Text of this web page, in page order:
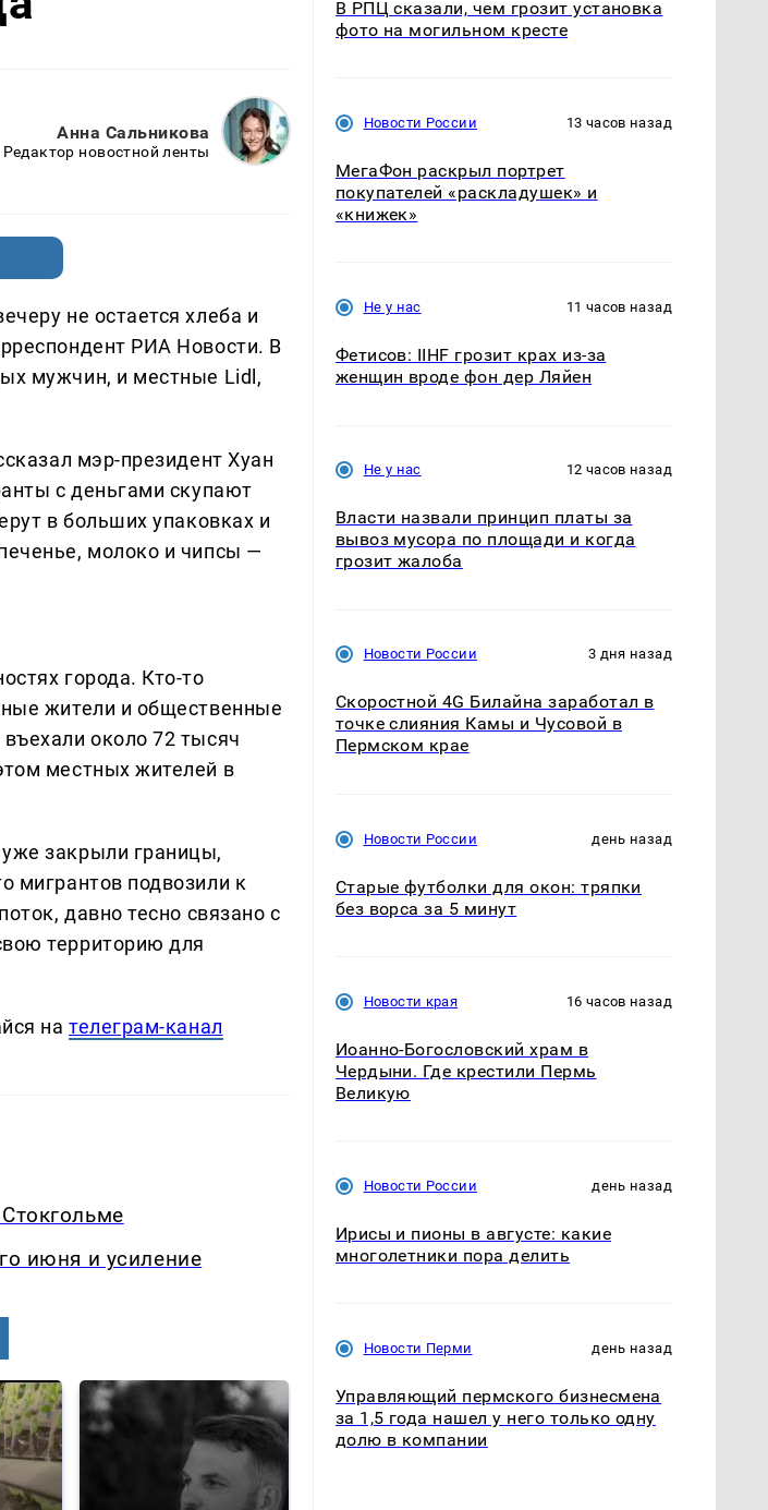
Анна Сальникова
Редактор новостной ленты
не остается хлеба и
РИА Новости. В
мужчин, и местные Lidl,
мэр-президент Хуан
с деньгами скупают
в больших упаковках и
молоко и чипсы —
города. Кто-то
жители и общественные
около 72 тысяч
местных жителей в
закрыли границы,
мигрантов подвозили к
давно тесно связано с
территорию для
нателеграм-канал
июня и усиление
В РПЦ сказали, чем грозит установка
фото на могильном кресте
Новости России 13 часов назад
МегаФон раскрыл портрет
покупателей «раскладушек» и
«книжек»
Не у нас 11 часов назад
Фетисов: IIHF грозит крах из-за
женщин вроде фон дер Ляйен
Не у нас 12 часов назад
Власти назвали принцип платы за
вывоз мусора по площади и когда
грозит жалоба
Новости России 3 дня назад
Скоростной 4G Билайна заработал в
точке слияния Камы и Чусовой в
Пермском крае
Новости России день назад
Старые футболки для окон: тряпки
без ворса за 5 минут
Новости края 16 часов назад
Иоанно-Богословский храм в
Чердыни. Где крестили Пермь
Великую
Новости России день назад
Ирисы и пионы в августе: какие
многолетники пора делить
Новости Перми день назад
Управляющий пермского бизнесмена
за 1,5 года нашел у него только одну
долю в компании